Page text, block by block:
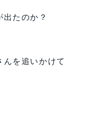
たのか？
を追いかけて